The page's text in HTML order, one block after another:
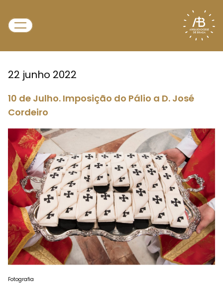
22 junho 2022
10 de Julho. Imposição do Pálio a D. José
Cordeiro
Fotografia